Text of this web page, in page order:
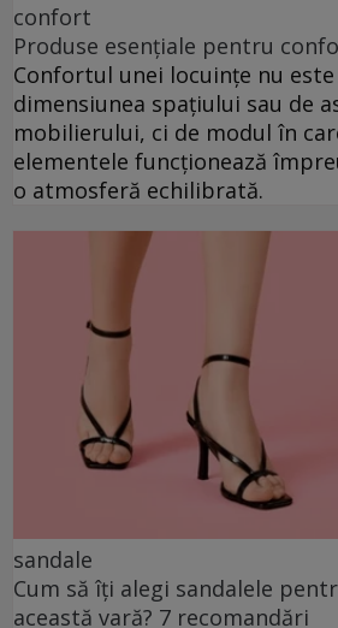
confort
Produse esențiale pentru
Confortul unei locuințe nu
dimensiunea spațiului sau de
mobilierului, ci de modul în
elementele funcționează
o atmosferă echilibrată.
sandale
Cum să îți alegi sandalele
această vară? 7 recomandări